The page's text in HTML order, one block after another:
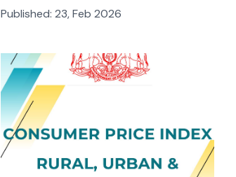
Published: 23, Feb 2026